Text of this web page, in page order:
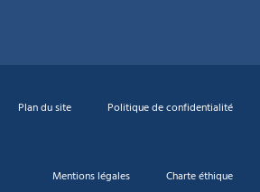
Plan du site Politique de confidentialité
Mentions légales Charte éthique